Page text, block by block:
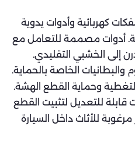
كهربائية وأدوات يدوية
أدوات مصممة للتعامل مع
إلى الخشبي التقليدي.
والبطانيات الخاصة بالحماية.
لتغطية وحماية القطع الهشة.
للتعديل لتثبيت القطع
للأثاث داخل السيارة